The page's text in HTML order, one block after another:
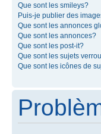
Que sont les smileys?
Puis-je publier des
Que sont les annonces
Que sont les annonces?
Que sont les post-it?
Que sont les sujets
Que sont les icônes de